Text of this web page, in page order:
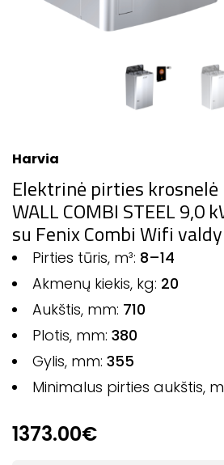
Harvia
Elektrinė pirties krosnelė
WALL COMBI STEEL 9,0
su Fenix Combi Wifi
Pirties tūris, m³: 8–14
Akmenų kiekis, kg: 20
Aukštis, mm: 710
Plotis, mm: 380
Gylis, mm: 355
Minimalus pirties aukštis,
1373.00€